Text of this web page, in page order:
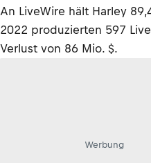
An LiveWire hält Harley
2022 produzierten 597
Verlust von 86 Mio. $.
Werbung